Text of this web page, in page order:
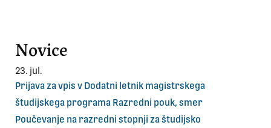
Novice
23. jul.
Prijava za vpis v Dodatni letnik magistrskega
študijskega programa Razredni pouk, smer
Poučevanje na razredni stopnji za študijsko